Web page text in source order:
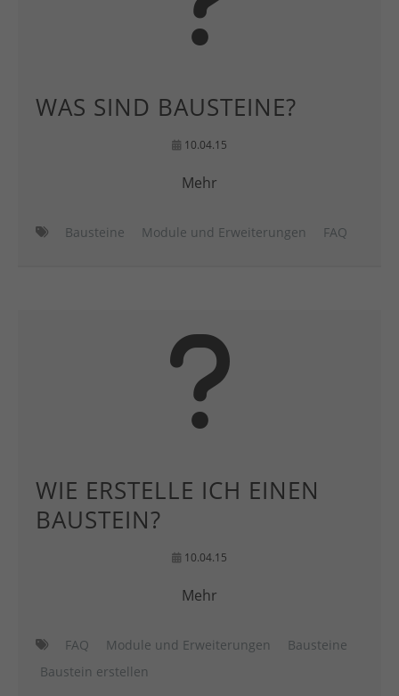
WAS SIND BAUSTEINE?
10.04.15
Mehr
Bausteine Module und Erweiterungen FAQ
WIE ERSTELLE ICH EINEN
BAUSTEIN?
10.04.15
Mehr
FAQ Module und Erweiterungen
Bausteine
Baustein erstellen